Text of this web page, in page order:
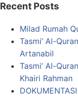
Recent Posts
Milad Rumah
Tasmi’ Al-
Artanabil
Tasmi’ Al-
Khairi Rahman